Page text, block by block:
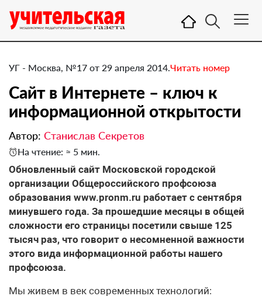
УГ - Москва, №17 от 29 апреля 2014.Читать номер
Сайт в Интернете – ключ к
информационной открытости
Автор: Станислав Секретов
На чтение: ≈ 5 мин.
​Обновленный сайт Московской городской
организации Общероссийского профсоюза
образования www.pronm.ru работает с сентября
минувшего года. За прошедшие месяцы в общей
сложности его страницы посетили свыше 125
тысяч раз, что говорит о несомненной важности
этого вида информационной работы нашего
профсоюза.
Мы живем в век современных технологий: